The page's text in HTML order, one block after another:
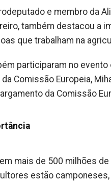
e membro da
também destacou a
que trabalham na
participaram no
da Comissão Europeia,
da Comissão
mais de 500 milhões
estão